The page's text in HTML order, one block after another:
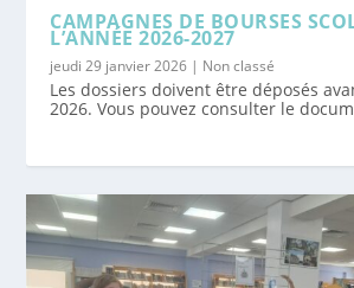
CAMPAGNES DE BOURSES
L’ANNÉE 2026-2027
jeudi 29 janvier 2026 | Non classé
Les dossiers doivent être déposés
2026. Vous pouvez consulter le